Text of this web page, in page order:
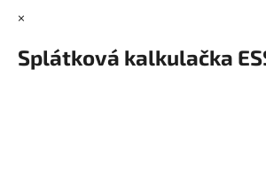
×
Splátková kalkulačka